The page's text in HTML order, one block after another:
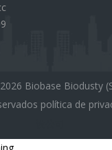
2026 Biobase Biodusty
política de